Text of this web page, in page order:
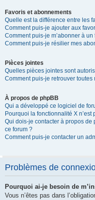
Favoris et abonnements
Quelle est la différence entre les
Comment puis-je ajouter aux
Comment puis-je m’abonner à
Comment puis-je résilier mes
Pièces jointes
Quelles pièces jointes sont
Comment puis-je retrouver toutes
À propos de phpBB
Qui a développé ce logiciel de
Pourquoi la fonctionnalité X n’est
Qui dois-je contacter à propos de
ce forum ?
Comment puis-je contacter un
Problèmes de
Pourquoi ai-je besoin de
Vous n’êtes pas dans